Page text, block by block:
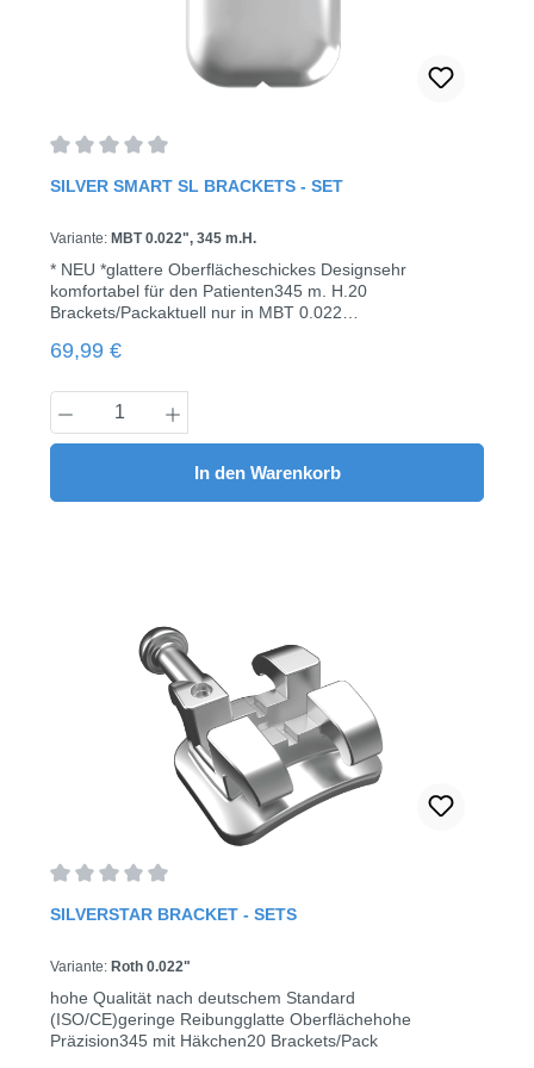
Durchschnittliche Bewertung von 0 von 5 Sternen
SILVER SMART SL BRACKETS - SET
Variante: MBT 0.022", 345 m.H.
* NEU *glattere Oberflächeschickes Designsehr
komfortabel für den Patienten345 m. H.20
Brackets/Packaktuell nur in MBT 0.022
ligierende Brackets mit geringer Reibung und geringem
haben die gleiche Breite für präziseren und stabileren
Drehmoment. Bequeme IdentifikationDie Zahnnummer
ist als Lasermarkierung auf der Mesh-Basis. Zur Öffnung
der Klappe können herkömmliche Instrumente für SL
Brackets genutzt werden. Aktuell zum Einführungspreis
von 50,00 €/Set!
Regulärer Preis:
69,99 €
Produkt Anzahl: Gib den gewünschten
In den Warenkorb
SILVERSTAR BRACKET - SETS
Variante: Roth 0.022"
hohe Qualität nach deutschem Standard
(ISO/CE)geringe Reibungglatte Oberflächehohe
Präzision345 mit Häkchen20 Brackets/Pack